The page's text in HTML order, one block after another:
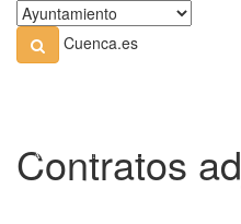
Cuenca.es
Contratos